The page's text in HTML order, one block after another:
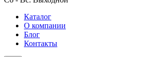
Каталог
О компании
Блог
Контакты